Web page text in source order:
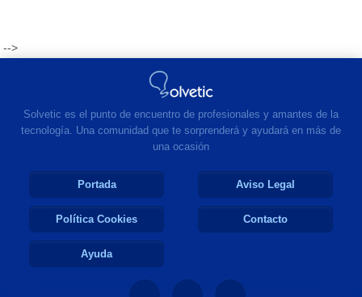
-->
Solvetic es el punto de encuentro de profesionales y amantes de la
tecnología. Una comunidad que te sorprenderá y ayudará en más de
una ocasión
Portada Aviso Legal
Política Cookies Contacto
Ayuda